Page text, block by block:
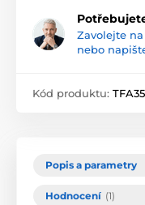
Zavolejte na
nebo
Kód produktu:
Popis a parametry
Hodnocení (1)